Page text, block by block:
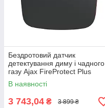
Бездротовий датчик
детектування диму і чадного
газу Ajax FireProtect Plus
Black (25429.16.BL1)
В наявності
3 743,04 ₴ 3 899 ₴